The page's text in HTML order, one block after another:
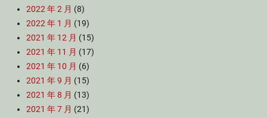
2022 年 2 月 (8)
2022 年 1 月 (19)
2021 年 12 月 (15)
2021 年 11 月 (17)
2021 年 10 月 (6)
2021 年 9 月 (15)
2021 年 8 月 (13)
2021 年 7 月 (21)